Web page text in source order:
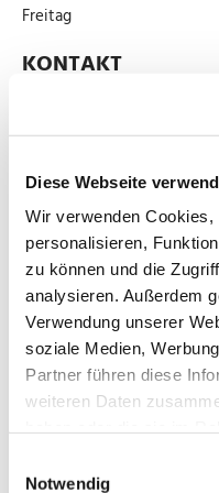
Diese Webseite
Wir verwenden
personalisieren,
zu können und die
analysieren. Außerdem
Verwendung unserer
soziale Medien,
Partner führen diese
weiteren Daten
Notwendig
Freitag
KONTAKT
Telefon *
E-Mail*
Nachricht*